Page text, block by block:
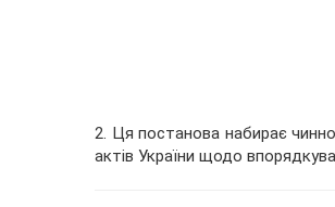
2. Ця постанова набирає
актів України щодо